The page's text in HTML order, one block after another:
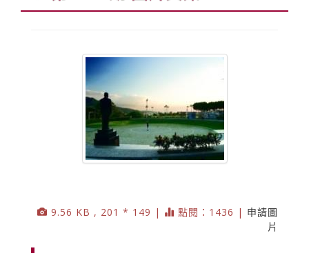
9.56 KB , 201 * 149 | 點閱：1436 | 申請圖
片